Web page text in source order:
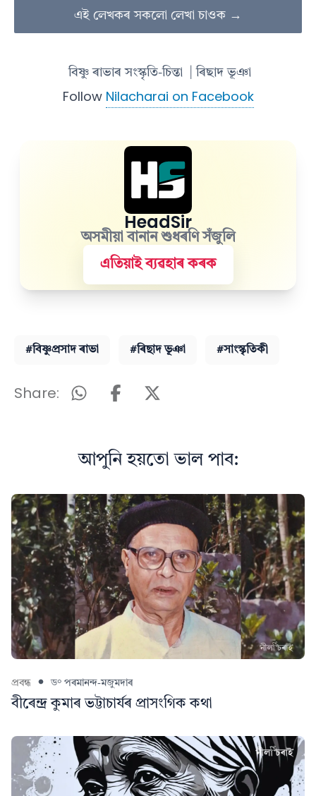
এই লেখকৰ সকলো লেখা চাওক →
বিষ্ণু ৰাভাৰ সংস্কৃতি-চিন্তা | ৰিছাদ ভূঞা
Follow Nilacharai on Facebook
HeadSir
অসমীয়া বানান শুধৰণি সঁজুলি
এতিয়াই ব্যৱহাৰ কৰক
#বিষ্ণুপ্ৰসাদ ৰাভা #ৰিছাদ ভূঞা #সাংস্কৃতিকী
Share:
আপুনি হয়তো ভাল পাব:
প্ৰবন্ধ ড° পৰমানন্দ-মজুমদাৰ
বীৰেন্দ্ৰ কুমাৰ ভট্টাচাৰ্যৰ প্ৰাসংগিক কথা